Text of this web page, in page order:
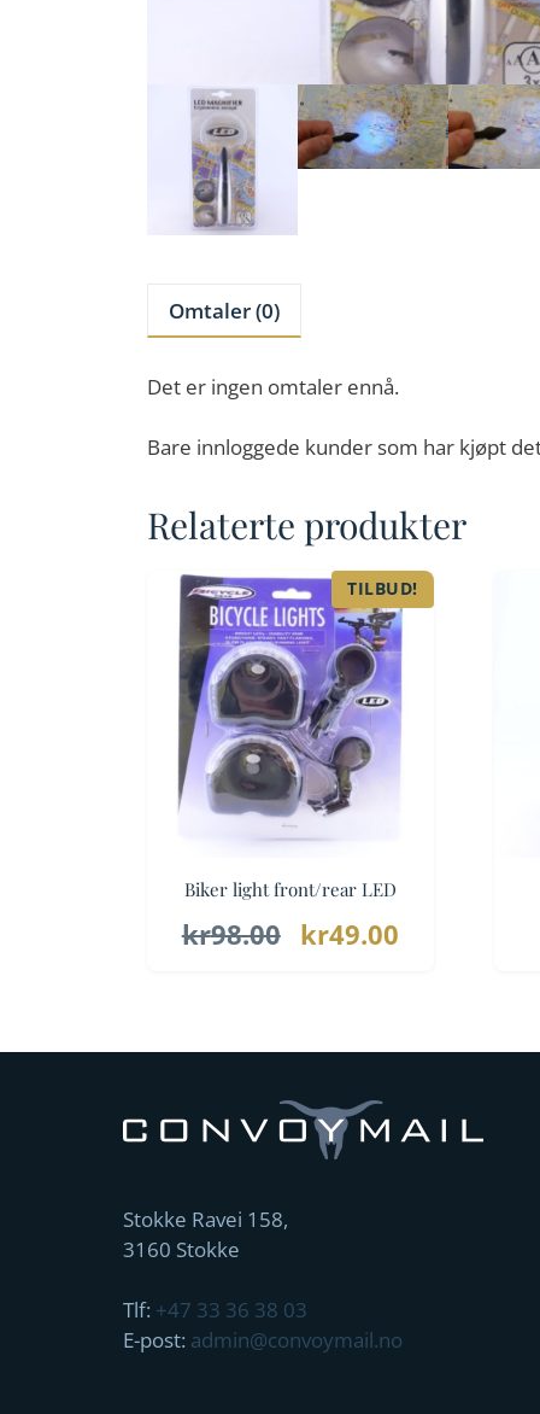
Omtaler (0)
Det er ingen omtaler ennå.
Bare innloggede kunder som har kjøpt
Relaterte produkter
TILBUD!
Biker light front/rear LED
kr98.00 Opprinnelig
kr98.00.
kr49.00Nåværende
kr49.00.
Stokke Ravei 158,
3160 Stokke
Tlf: +47 33 36 38 03
E-post: admin@convoymail.no